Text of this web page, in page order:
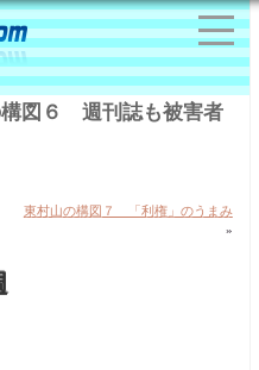
図６ 週刊誌も被害者
東村山の構図７ 「利権」のうまみ
»